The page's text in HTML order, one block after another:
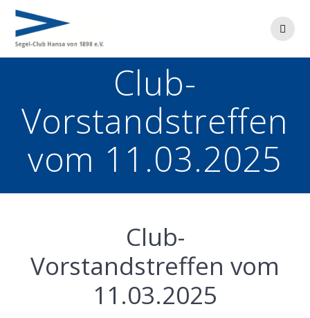
Club-
Vorstandstreffen
vom 11.03.2025
Club-
Vorstandstreffen vom
11.03.2025